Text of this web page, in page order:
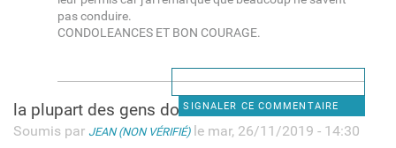
pas conduire.
CONDOLEANCES ET BON COURAGE.
SIGNALER CE COMMENTAIRE
la plupart des gens dont vous
Soumis par JEAN (NON VÉRIFIÉ)le mar, 26/11/2019 - 14:30